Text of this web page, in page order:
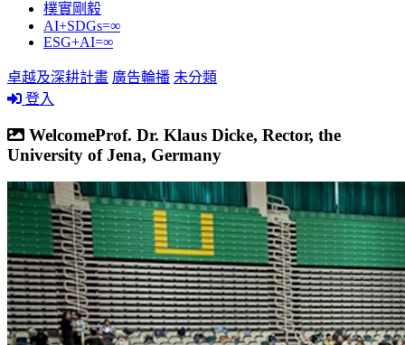
樸實剛毅
AI+SDGs=∞
ESG+AI=∞
卓越及深耕計畫 廣告輪播 未分類
登入
WelcomeProf. Dr. Klaus Dicke, Rector, the
University of Jena, Germany